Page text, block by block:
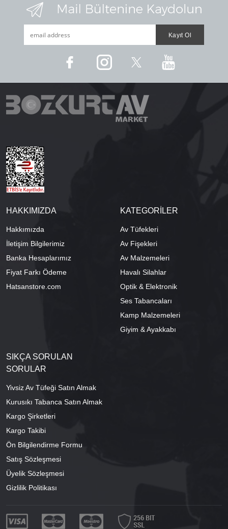
HAKKIMIZDA
Hakkımızda
İletişim Bilgilerimiz
Banka Hesaplarımız
Fiyat Farkı Ödeme
Hatsanstore.com
KATEGORİLER
Av Tüfekleri
Av Fişekleri
Av Malzemeleri
Havalı Silahlar
Optik & Elektronik
Ses Tabancaları
Kamp Malzemeleri
Giyim & Ayakkabı
SIKÇA SORULAN
SORULAR
Yivsiz Av Tüfeği Satın Almak
Kurusıkı Tabanca Satın Almak
Kargo Şirketleri
Kargo Takibi
Ön Bilgilendirme Formu
Satış Sözleşmesi
Üyelik Sözleşmesi
Gizlilik Politikası